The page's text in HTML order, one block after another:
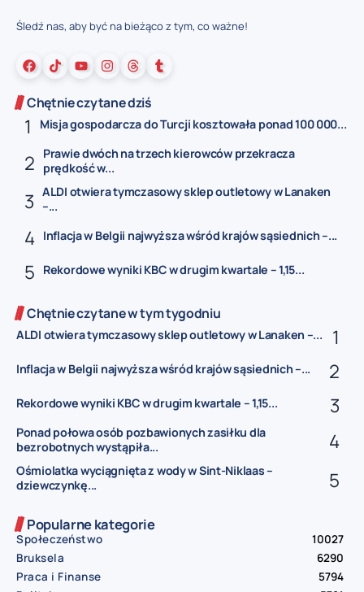
Śledź nas, aby być na bieżąco z tym, co ważne!
Chętnie czytane dziś
Misja gospodarcza do Turcji kosztowała ponad 100 000...
Prawie dwóch na trzech kierowców przekracza
prędkość w...
ALDI otwiera tymczasowy sklep outletowy w Lanaken
–...
Inflacja w Belgii najwyższa wśród krajów sąsiednich –...
Rekordowe wyniki KBC w drugim kwartale – 1,15...
Chętnie czytane w tym tygodniu
ALDI otwiera tymczasowy sklep outletowy w Lanaken –...
Inflacja w Belgii najwyższa wśród krajów sąsiednich –...
Rekordowe wyniki KBC w drugim kwartale – 1,15...
Ponad połowa osób pozbawionych zasiłku dla
bezrobotnych wystąpiła...
Ośmiolatka wyciągnięta z wody w Sint-Niklaas –
dziewczynkę...
Popularne kategorie
Społeczeństwo
10027
Bruksela
6290
Praca i Finanse
5794